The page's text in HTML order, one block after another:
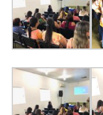
Contatos
Fale Conosco